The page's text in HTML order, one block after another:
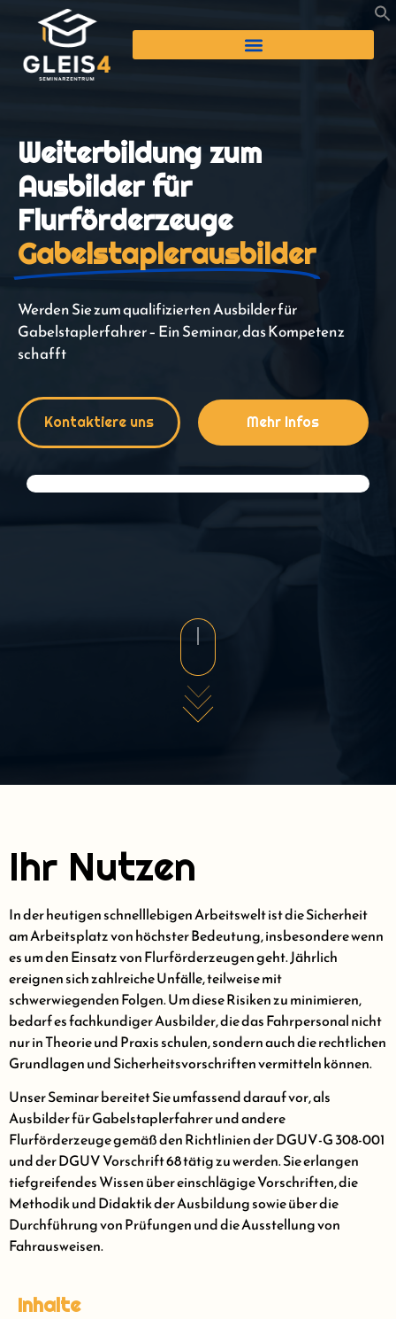
Weiterbildung zum
Ausbilder für
Flurförderzeuge
Gabelstaplerausbilder
Werden Sie zum qualifizierten Ausbilder für
Gabelstaplerfahrer – Ein Seminar, das Kompetenz
schafft
Mehr Infos
Kontaktiere uns
Ihr Nutzen
In der heutigen schnelllebigen Arbeitswelt ist die Sicherheit
am Arbeitsplatz von höchster Bedeutung, insbesondere wenn
es um den Einsatz von Flurförderzeugen geht. Jährlich
ereignen sich zahlreiche Unfälle, teilweise mit
schwerwiegenden Folgen. Um diese Risiken zu minimieren,
bedarf es fachkundiger Ausbilder, die das Fahrpersonal nicht
nur in Theorie und Praxis schulen, sondern auch die rechtlichen
Grundlagen und Sicherheitsvorschriften vermitteln können.
Unser Seminar bereitet Sie umfassend darauf vor, als
Ausbilder für Gabelstaplerfahrer und andere
Flurförderzeuge gemäß den Richtlinien der DGUV-G 308-001
und der DGUV Vorschrift 68 tätig zu werden. Sie erlangen
tiefgreifendes Wissen über einschlägige Vorschriften, die
Methodik und Didaktik der Ausbildung sowie über die
Durchführung von Prüfungen und die Ausstellung von
Fahrausweisen.
Inhalte